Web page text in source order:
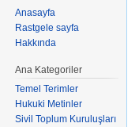
Anasayfa
Rastgele sayfa
Hakkında
Ana Kategoriler
Temel Terimler
Hukuki Metinler
Sivil Toplum Kuruluşları